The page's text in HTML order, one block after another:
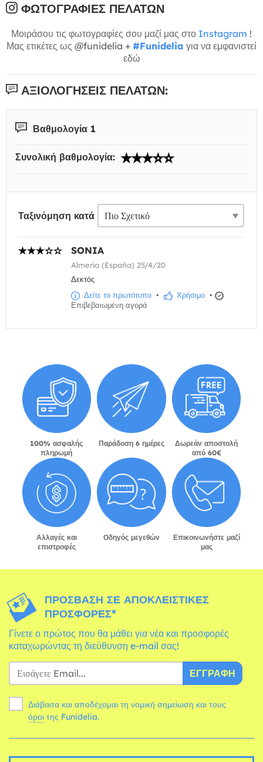
ΦΩΤΟΓΡΑΦΊΕΣ ΠΕΛΑΤΏΝ
Μοιράσου τις φωτογραφίες σου μαζί μας στο Instagram !
Μας ετικέτες ως @funidelia + #Funidelia για να εμφανιστεί
εδώ
ΑΞΙΟΛΟΓΉΣΕΙΣ ΠΕΛΑΤΏΝ:
Βαθμολογία 1
Συνολική βαθμολογία:
Ταξινόμηση κατά
SONIA
Almería (España) 25/4/20
Δεκτός
Δείτε το πρωτότυπο • Χρήσιμο •
Επιβεβαιωμένη αγορά
100% ασφαλής
πληρωμή
Παράδοση 6 ημέρες
Δωρεάν αποστολή
από 60€
Αλλαγές και
επιστροφές
Οδηγός μεγεθών
Επικοινωνήστε μαζί
μας
ΠΡΌΣΒΑΣΗ ΣΕ ΑΠΟΚΛΕΙΣΤΙΚΈΣ
ΠΡΟΣΦΟΡΈΣ*
Γίνετε ο πρώτος που θα μάθει για νέα και προσφορές
καταχωρώντας τη διεύθυνση e-mail σας!
ΕΓΓΡΑΦΉ
Διάβασα και αποδέχομαι τη νομική σημείωση και τους
όροι της Funidelia.